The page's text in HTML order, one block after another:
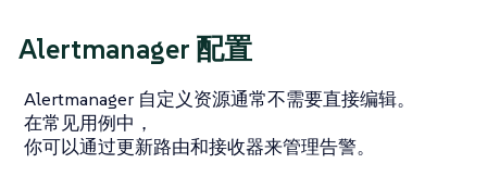
Alertmanager 配置
Alertmanager 自定义资源通常不需要直接编辑。
在常见用例中，
你可以通过更新路由和接收器来管理告警。